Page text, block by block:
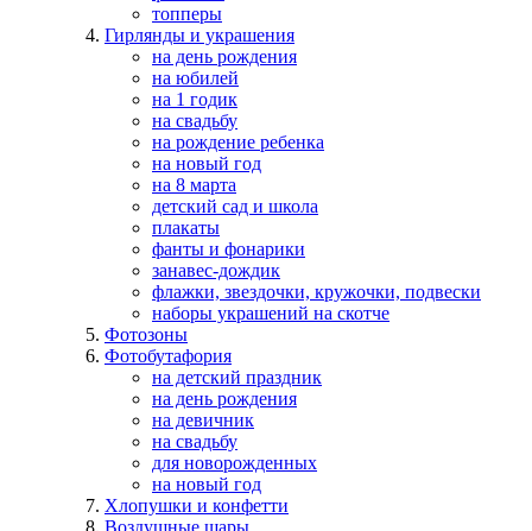
топперы
Гирлянды и украшения
на день рождения
на юбилей
на 1 годик
на свадьбу
на рождение ребенка
на новый год
на 8 марта
детский сад и школа
плакаты
фанты и фонарики
занавес-дождик
флажки, звездочки, кружочки, подвески
наборы украшений на скотче
Фотозоны
Фотобутафория
на детский праздник
на день рождения
на девичник
на свадьбу
для новорожденных
на новый год
Хлопушки и конфетти
Воздушные шары